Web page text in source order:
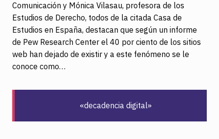
Comunicación y Mónica Vilasau, profesora de los
Estudios de Derecho, todos de la citada Casa de
Estudios en España, destacan que según un informe
de Pew Research Center el 40 por ciento de los sitios
web han dejado de existir y a este fenómeno se le
conoce como…
«decadencia digital»